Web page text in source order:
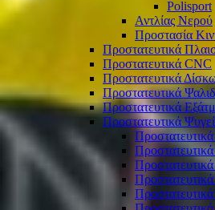
Polisport
Αντλίας Νερού
Προστασία
Προστατευτικά
Προστατευτικά CNC
Προστατευτικά
Προστατευτικά
Προστατευτικά
Προστατευτικά